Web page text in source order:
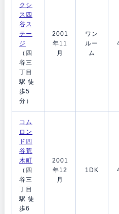
クシ
ス四
谷ス
テー
ジ
（四
谷三
丁目
駅 徒
歩5
分）
2001
年11
月
ワン
ルー
ム
コム
ロン
ド四
谷荒
木町
（四
谷三
丁目
駅 徒
歩6
2001
年12
月
1DK